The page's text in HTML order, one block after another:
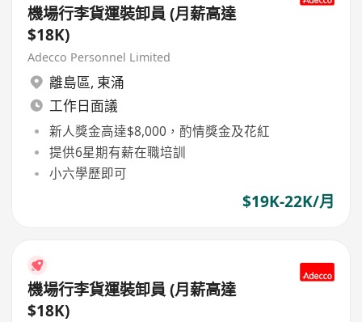
機場行李貨運裝卸員 (月薪高達
$18K)
Adecco Personnel Limited
離島區, 東涌
工作日面議
新人獎金高達$8,000，酌情獎金及花紅
提供6星期有薪在職培訓
小六學歷即可
$19K-22K/月
機場行李貨運裝卸員 (月薪高達
$18K)